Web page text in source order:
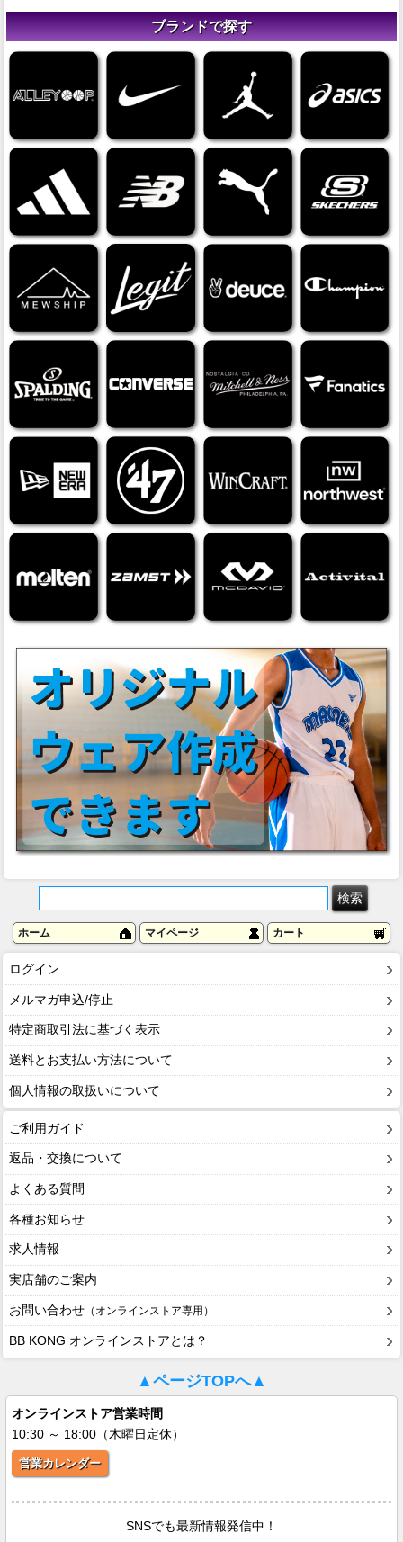
ブランドで探す
ホーム マイページ カート
ログイン
メルマガ申込/停止
特定商取引法に基づく表示
送料とお支払い方法について
個人情報の取扱いについて
ご利用ガイド
返品・交換について
よくある質問
各種お知らせ
求人情報
実店舗のご案内
お問い合わせ （オンラインストア専用）
BB KONG オンラインストアとは？
▲ページTOPへ▲
オンラインストア営業時間
10:30 ～ 18:00（木曜日定休）
営業カレンダー
SNSでも最新情報発信中！